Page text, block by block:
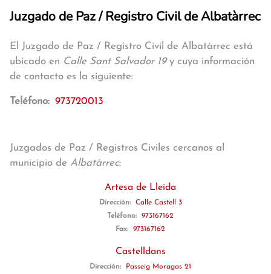
Juzgado de Paz / Registro Civil de Albatàrrec
El Juzgado de Paz / Registro Civil de Albatàrrec está
ubicado en Calle Sant Salvador 19y cuya información
de contacto es la siguiente:
Teléfono: 973720013
Juzgados de Paz / Registros Civiles cercanos al
municipio de Albatàrrec:
Artesa de Lleida
Dirección:
Calle Castell 3
Teléfono:
973167162
Fax:
973167162
Castelldans
Dirección:
Passeig Moragas 21